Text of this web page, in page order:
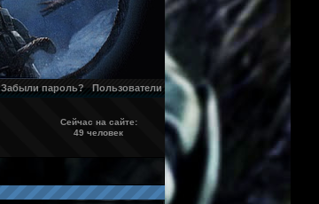
Забыли пароль? Пользователи
Сейчас на сайте:
49 человек